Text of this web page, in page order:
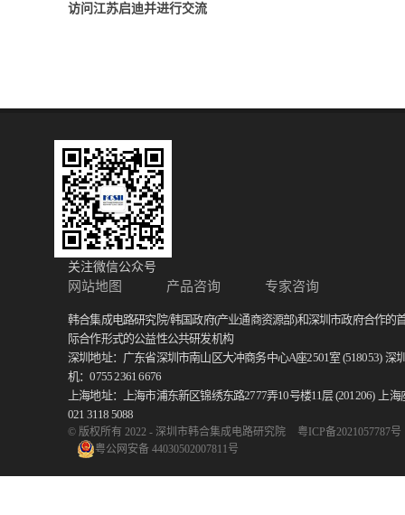
访问江苏启迪并进行交流
关注微信公众号
网站地图 产品咨询 专家咨询
韩合集成电路研究院/韩国政府(产业通商资源部)和深圳市政府合作的
际合作形式的公益性公共研发机构
深圳地址：广东省深圳市南山区大冲商务中心A座2501室 (518053) 深
机：0755 2361 6676
上海地址：上海市浦东新区锦绣东路2777弄10号楼11层 (201206) 上
021 3118 5088
© 版权所有 2022 - 深圳市韩合集成电路研究院
粤ICP备2021057787号
粤公网安备 44030502007811号